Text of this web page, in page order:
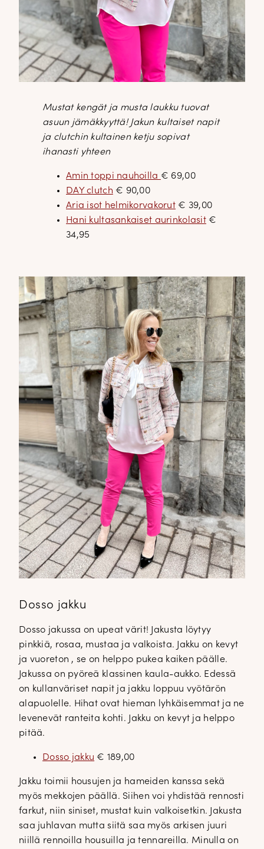
Mustat kengät ja musta laukku tuovat
asuun jämäkkyyttä! Jakun kultaiset napit
ja clutchin kultainen ketju sopivat
ihanasti yhteen
Amin toppi nauhoilla € 69,00
DAY clutch € 90,00
Aria isot helmikorvakorut € 39,00
Hani kultasankaiset aurinkolasit€
34,95
Dosso jakku
Dosso jakussa on upeat värit! Jakusta löytyy
pinkkiä, rosaa, mustaa ja valkoista. Jakku on kevyt
ja vuoreton , se on helppo pukea kaiken päälle.
Jakussa on pyöreä klassinen kaula-aukko. Edessä
on kullanväriset napit ja jakku loppuu vyötärön
alapuolelle. Hihat ovat hieman lyhkäisemmat ja ne
levenevät ranteita kohti. Jakku on kevyt ja helppo
pitää.
Dosso jakku € 189,00
Jakku toimii housujen ja hameiden kanssa sekä
myös mekkojen päällä. Siihen voi yhdistää rennosti
farkut, niin siniset, mustat kuin valkoisetkin. Jakusta
saa juhlavan mutta siitä saa myös arkisen juuri
niillä rennoilla housuilla ja tennareilla. Minulla on